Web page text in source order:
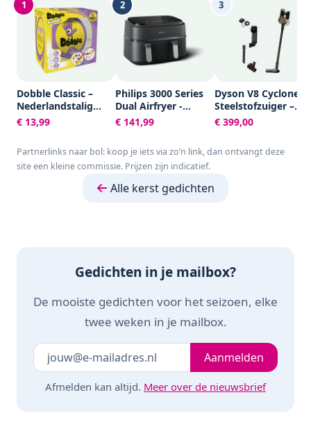
1
Dobble Classic –
Nederlandstalig
Kaartspel voor 2 tot
8 spelers - Leuk
jaar - Het
razendsnelle
€ 13,99
2
Philips 3000 Series
Dual Airfryer -
NA351/00 - Dubbele
Mand - 9L - Tot 6
Zwart/Zilver
€ 141,99
3
Dyson V8 Cyclone –
Steelstofzuiger –
150AW – 60 min
€ 399,00
Partnerlinks naar bol: koop je iets via zo’n link, dan ontvangt deze
site een kleine commissie. Prijzen zijn indicatief.
Alle kerst gedichten
Gedichten in je mailbox?
De mooiste gedichten voor het seizoen, elke
twee weken in je mailbox.
Laat dit veld leeg Je e-mailadresAanmelden
Afmelden kan altijd. Meer over de nieuwsbrief